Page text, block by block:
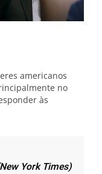
americanos
no
às
York Times)